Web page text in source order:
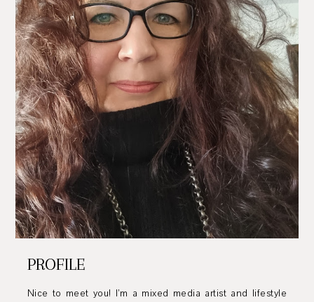
PROFILE
Nice to meet you! I’m a mixed media artist and lifestyle